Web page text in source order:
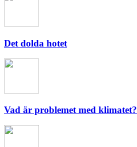
Det dolda hotet
Vad är problemet med klimatet?